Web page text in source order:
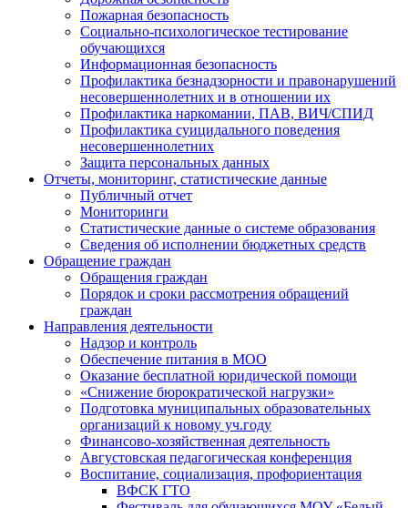
Пожарная безопасность
Социально-психологическое тестирование
обучающихся
Информационная безопасность
Профилактика безнадзорности и правонарушений
несовершеннолетних и в отношении их
Профилактика наркомании, ПАВ, ВИЧ/СПИД
Профилактика суицидального поведения
несовершеннолетних
Защита персональных данных
Отчеты, мониторинг, статистические данные
Публичный отчет
Мониторинги
Статистические данные о системе образования
Сведения об исполнении бюджетных средств
Обращение граждан
Обращения граждан
Порядок и сроки рассмотрения обращений
граждан
Направления деятельности
Надзор и контроль
Обеспечение питания в МОО
Оказание бесплатной юридической помощи
«Снижение бюрократической нагрузки»
Подготовка муниципальных образовательных
организаций к новому уч.году
Финансово-хозяйственная деятельность
Августовская педагогическая конференция
Воспитание, социализация, профориентация
ВФСК ГТО